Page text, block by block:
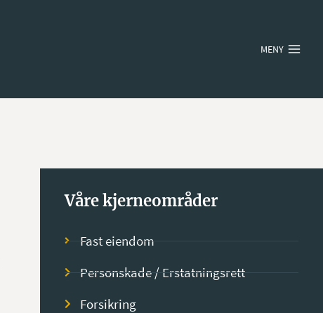
MENY
Våre kjerneområder
Fast eiendom
Personskade / Erstatningsrett
Forsikring